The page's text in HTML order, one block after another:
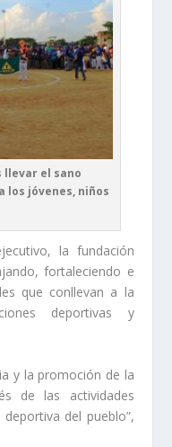
llevar el sano
jóvenes, niños
la fundación
fortaleciendo e
que conllevan a la
deportivas y
y la promoción de la
de las actividades
del pueblo”,